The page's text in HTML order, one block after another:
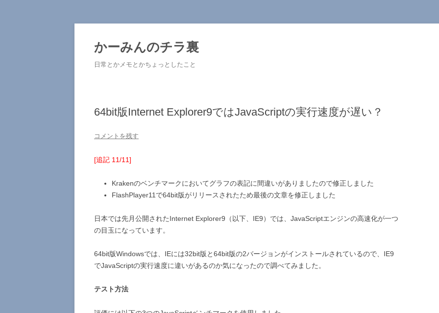
テ
ン
ツ
へ
ス
かーみんのチラ裏
日常とかメモとかちょっとしたこと
64bit版Internet Explorer9ではJavaScriptの実行速度が遅い？
コメントを残す
[追記 11/11]
Krakenのベンチマークにおいてグラフの表記に間違いがありましたので修正しました
FlashPlayer11で64bit版がリリースされたため最後の文章を修正しました
日本では先月公開されたInternet Explorer9（以下、IE9）では、JavaScriptエンジンの高速化が一つ
の目玉になっています。
64bit版Windowsでは、IEには32bit版と64bit版の2バージョンがインストールされているので、IE9
でJavaScriptの実行速度に違いがあるのか気になったので調べてみました。
テスト方法